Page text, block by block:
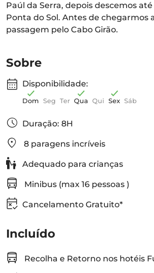
Paúl da Serra, depois descemos
Ponta do Sol. Antes de chegarmos
passagem pelo Cabo Girão.
Sobre
Disponibilidade:
Dom Seg Ter Qua Qui Sex Sáb
Duração: 8H
8 paragens incríveis
Adequado para crianças
Minibus (max 16 pessoas )
Cancelamento Gratuito*
Incluído
Recolha e Retorno nos hotéis